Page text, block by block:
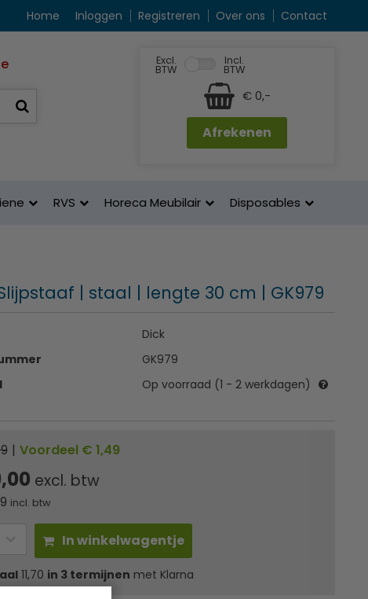
Home Inloggen Registreren Over ons Contact
Excl.
BTW
Incl.
BTW
€ 0,-
Afrekenen
RVS Horeca Meubilair Disposables
| staal | lengte 30 cm | GK979
Dick
GK979
Op voorraad (1 - 2 werkdagen)
| Voordeel € 1,49
excl. btw
incl. btw
In winkelwagentje
11,70 in 3 termijnen met Klarna